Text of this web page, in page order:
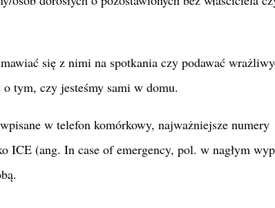
się z nimi na spotkania czy podawać
tym, czy jesteśmy sami w domu.
w telefon komórkowy, najważniejsze numery
ICE (ang. In case of emergency, pol. w nagłym